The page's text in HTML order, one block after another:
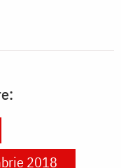
2018